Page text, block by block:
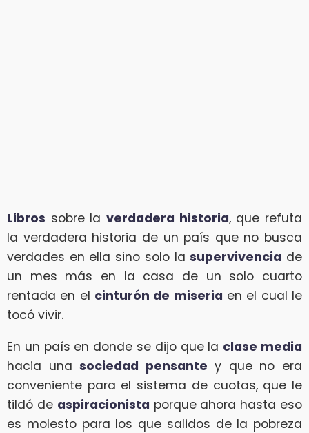
Libros sobre la verdadera historia, que refuta
la verdadera historia de un país que no busca
verdades en ella sino solo lasupervivencia de
un mes más en la casa de un solo cuarto
rentada en el cinturón de miseria en el cual le
tocó vivir.
En un país en donde se dijo que la clase media
hacia unasociedad pensante y que no era
conveniente para el sistema de cuotas, que le
tildó de aspiracionista porque ahora hasta eso
es molesto para los que salidos de la pobreza